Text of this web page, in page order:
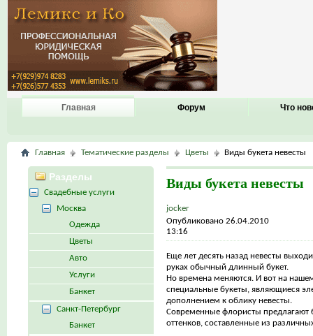
Главная Форум Что
Главная Тематические разделы Цветы Виды букета невесты
Виды букета невесты
jocker
Опубликовано 26.04.2010
13:16
Еще лет десять назад невесты
руках обычный длинный букет.
Но времена меняются. И вот на
специальные букеты, являющиеся
дополнением к облику невесты.
Современные флористы предлагают
оттенков, составленные из
Разделы
Свадебные услуги
Москва
Одежда
Цветы
Авто
Услуги
Банкет
Санкт-Петербург
Банкет